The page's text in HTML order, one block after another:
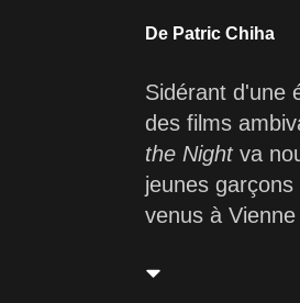
De Patric Chiha
Sidérant d'une
des films
the Nightva
jeunes
venus à